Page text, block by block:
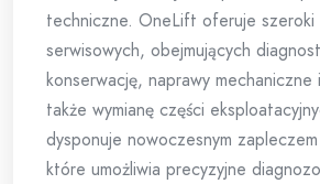
techniczne. OneLift oferuje szeroki
serwisowych, obejmujących
konserwację, naprawy
także wymianę części
dysponuje nowoczesnym
które umożliwia precyzyjne